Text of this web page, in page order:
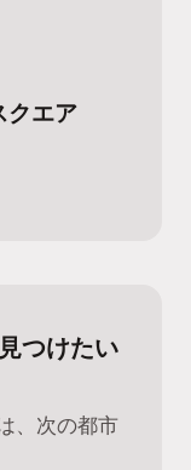
クエア
つけたい
、次の都市